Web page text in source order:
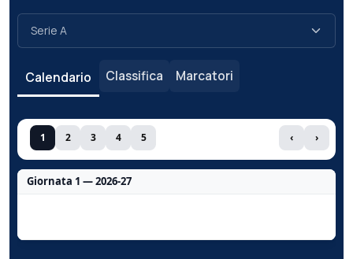
Calendario Classifica Marcatori
1 2 3 4 5 ‹ ›
Giornata 1 — 2026-27